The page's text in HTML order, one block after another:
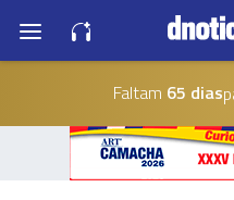
Faltam 65 dias